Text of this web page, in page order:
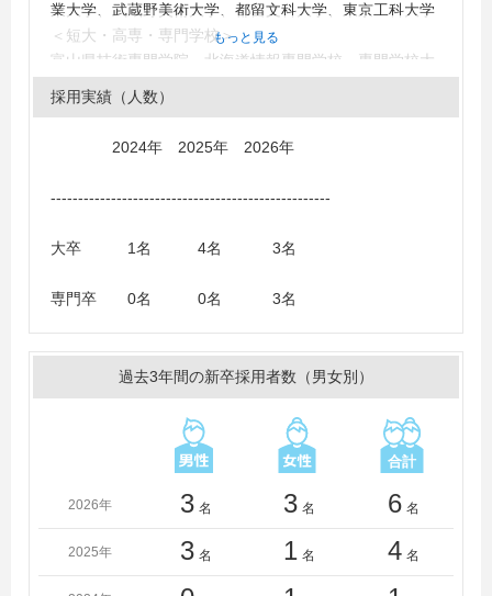
業大学、武蔵野美術大学、都留文科大学、東京工科大学
＜短大・高専・専門学校＞
富山県技術専門学院、北海道情報専門学校、専門学校大
阪ビジネス・アカデミー、沼津情報・ビジネス専門学校
【その他採用実績】
・Thai Nguyen University
Technology
・Yangon University Of Economics
もっと見る
採用実績（人数）
2024年 2025年 2026年
---------------------------------------------------
大卒 1名 4名 3名
専門卒 0名 0名 3名
過去3年間の新卒採用者数（男女別）
2026年 3 名 3 名 6 名
2025年 3 名 1 名 4 名